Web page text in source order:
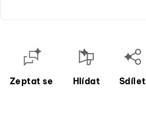
Zeptat se Hlídat Sdílet